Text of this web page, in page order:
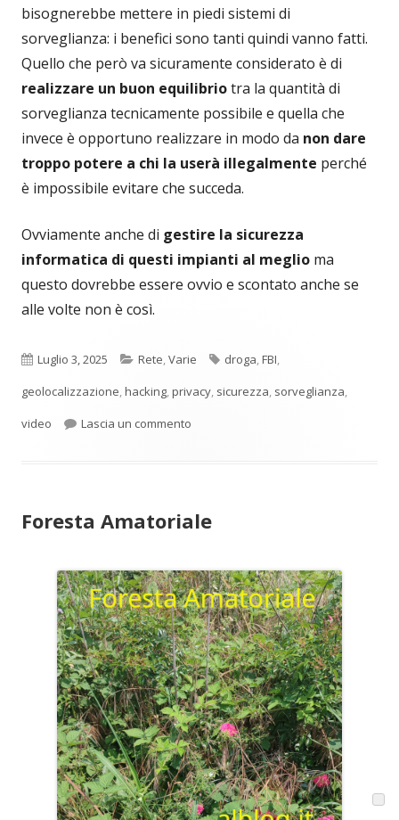
bisognerebbe mettere in piedi sistemi di
sorveglianza: i benefici sono tanti quindi vanno fatti.
Quello che però va sicuramente considerato è di
realizzare un buon equilibriotra la quantità di
sorveglianza tecnicamente possibile e quella che
invece è opportuno realizzare in modo da non dare
troppo potere a chi la userà illegalmente perché
è impossibile evitare che succeda.
Ovviamente anche di gestire la sicurezza
informatica di questi impianti al meglio ma
questo dovrebbe essere ovvio e scontato anche se
alle volte non è così.
Pubblicato
Luglio 3, 2025 Categorie
Rete,Varie Tag
droga,FBI,
geolocalizzazione,hacking,privacy, sicurezza, sorveglianza,
video
Lascia un commento
Foresta Amatoriale